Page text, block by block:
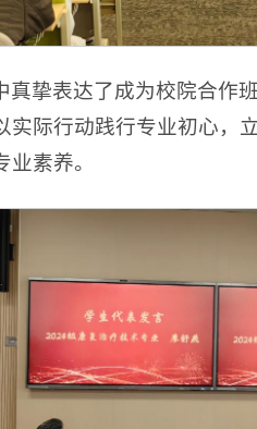
真挚表达了成为校院合作
实际行动践行专业初心，
素养。